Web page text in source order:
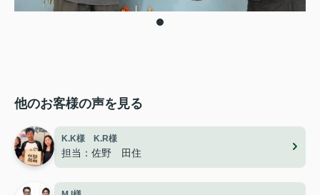
他のお客様の声を見る
K.K様 K.R様
担当：佐野 田住